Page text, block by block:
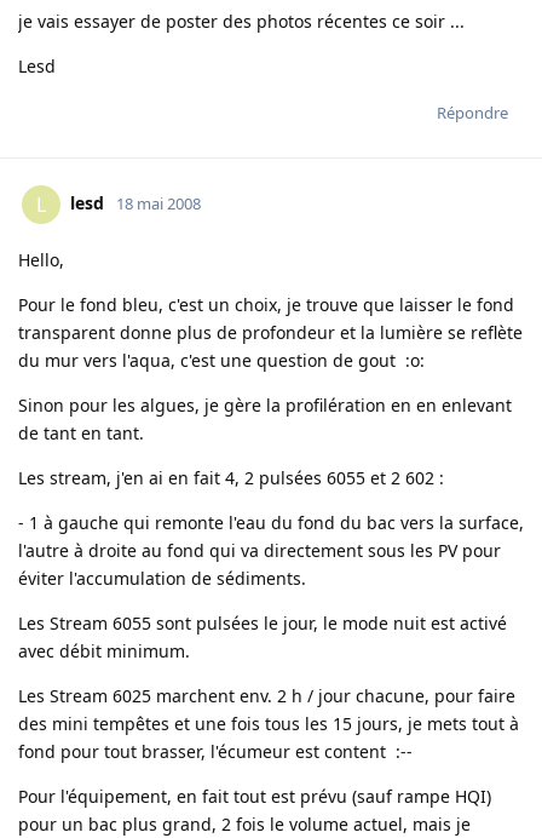
je vais essayer de poster des photos récentes ce soir ...
Lesd
Répondre
L lesd 18 mai 2008
Hello,
Pour le fond bleu, c'est un choix, je trouve que laisser le fond
transparent donne plus de profondeur et la lumière se reflète
du mur vers l'aqua, c'est une question de gout :o:
Sinon pour les algues, je gère la profilération en en enlevant
de tant en tant.
Les stream, j'en ai en fait 4, 2 pulsées 6055 et 2 602 :
- 1 à gauche qui remonte l'eau du fond du bac vers la surface,
l'autre à droite au fond qui va directement sous les PV pour
éviter l'accumulation de sédiments.
Les Stream 6055 sont pulsées le jour, le mode nuit est activé
avec débit minimum.
Les Stream 6025 marchent env. 2 h / jour chacune, pour faire
des mini tempêtes et une fois tous les 15 jours, je mets tout à
fond pour tout brasser, l'écumeur est content :--
Pour l'équipement, en fait tout est prévu (sauf rampe HQI)
pour un bac plus grand, 2 fois le volume actuel, mais je